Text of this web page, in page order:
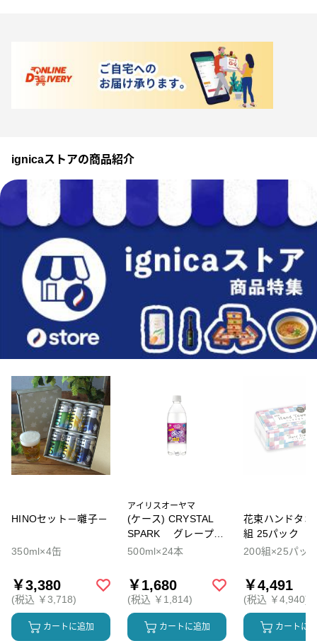
ignicaストアの商品紹介
HINOセット－囃子－
350ml×4缶
￥3,380
(税込 ￥3,718)
カートに追加
アイリスオーヤマ
(ケース) CRYSTAL
SPARK グレープソ
ーダ
500ml×24本
￥1,680
(税込 ￥1,814)
カートに追加
花束ハンドタオ
組 25パック
200組×25パッ
￥4,491
(税込 ￥4,940)
カートに